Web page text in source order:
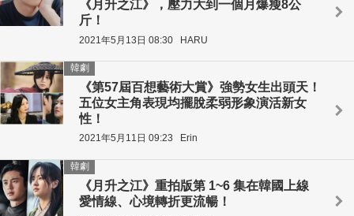
《月升之江》，壓力大到一個月爆瘦8公
斤！
2021年5月13日 08:30 HARU
《第57屆百想藝術大賞》強勢女生出頭天！
五位女主角表現均擺脫柔弱形象演活新女
性！
韓劇
2021年5月11日 09:23 Erin
《月升之江》重拍版第 1~6 集在韓國上線
愛情線、心境轉折更流暢！
韓劇